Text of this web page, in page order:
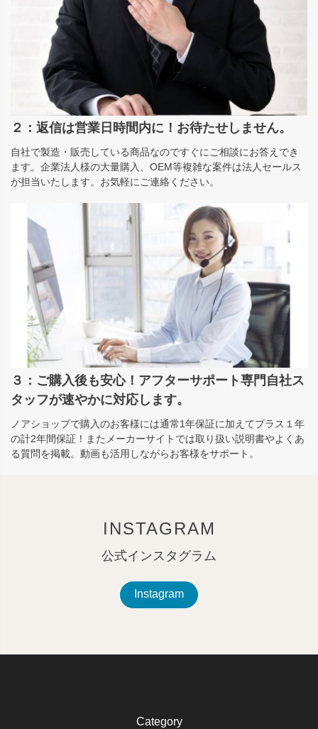
２：返信は営業日時間内に！お待たせしません。
自社で製造・販売している商品なのですぐにご相談にお答えでき
ます。企業法人様の大量購入、OEM等複雑な案件は法人セールス
が担当いたします。お気軽にご連絡ください。
３：ご購入後も安心！アフターサポート専門自社ス
タッフが速やかに対応します。
ノアショップで購入のお客様には通常1年保証に加えてプラス１年
の計2年間保証！またメーカーサイトでは取り扱い説明書やよくあ
る質問を掲載。動画も活用しながらお客様をサポート。
INSTAGRAM
公式インスタグラム
Instagram
Category